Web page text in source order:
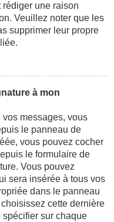
rédiger une raison
Veuillez noter que les
supprimer leur propre
à mon
messages, vous
le panneau de
vous pouvez cocher
le formulaire de
Vous pouvez
sera insérée à tous vos
dans le panneau
cette dernière
sur chaque